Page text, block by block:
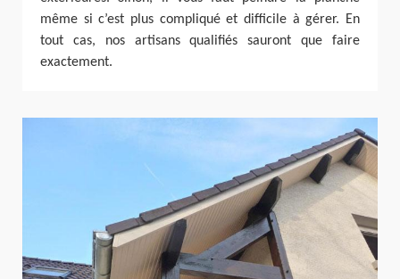
même si c’est plus compliqué et difficile à gérer. En
tout cas, nos artisans qualifiés sauront que faire
exactement.